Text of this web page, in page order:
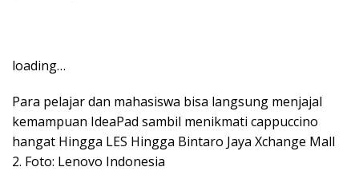
loading…
Para pelajar dan mahasiswa bisa langsung menjajal
kemampuan IdeaPad sambil menikmati cappuccino
hangat Hingga LES Hingga Bintaro Jaya Xchange Mall
2. Foto: Lenovo Indonesia